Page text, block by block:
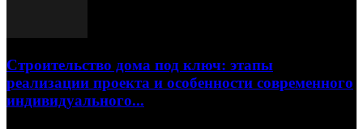
Строительство дома под ключ: этапы
реализации проекта и особенности современного
индивидуального...